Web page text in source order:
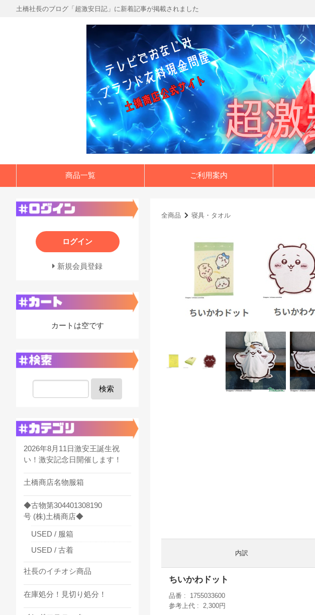
土橋社長のブログ「超激安日記」に新着記事が掲載されました
商品一覧 ご利用案内
全商品 寝具・タオル
内訳
ちいかわドット
品番
1755033600
参考上代
2,300円
ログイン
新規会員登録
カートは空です
検索
2026年8月11日激安王誕生祝
い！激安記念日開催します！
土橋商店名物服箱
◆古物第304401308190
号 (株)土橋商店◆
USED / 服箱
USED / 古着
社長のイチオシ商品
在庫処分！見切り処分！